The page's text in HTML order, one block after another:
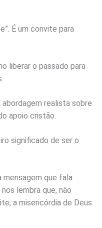
É um convite para
liberar o passado para
abordagem realista sobre
apoio cristão.
significado de ser o
mensagem que fala
lembra que, não
a misericórdia de Deus